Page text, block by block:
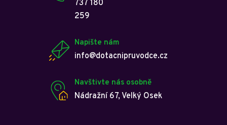
737 180
259
Napište nám
info@dotacnipruvodce.cz
Navštivte nás osobně
Nádražní 67, Velký Osek